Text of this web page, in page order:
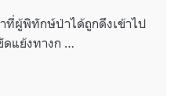
ที่ผู้พิทักษ์ป่าได้ถูกดึงเข้าไป
ดแย้งทางก …
ระ 16 ปี สืบ นาคะเสถียร (2549)